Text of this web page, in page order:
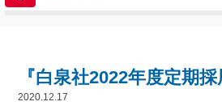
『白泉社2022年度定期
2020.12.17